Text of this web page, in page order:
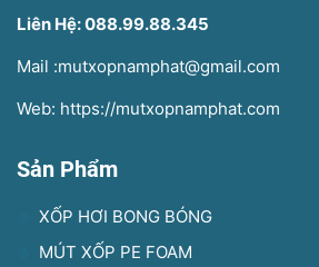
Liên Hệ: 088.99.88.345
Mail :mutxopnamphat@gmail.com
Web: https://mutxopnamphat.com
Sản Phẩm
XỐP HƠI BONG BÓNG
MÚT XỐP PE FOAM